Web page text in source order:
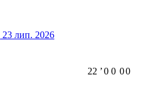
23 лип. 2026
22 ʼ0 0 00